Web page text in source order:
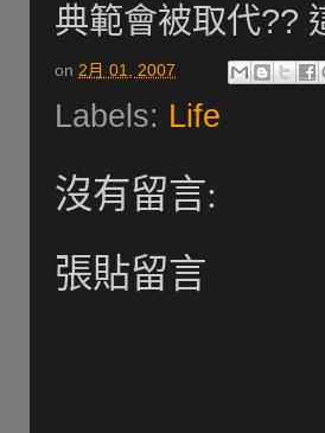
典範會被取代??
on 2月 01, 2007
Labels: Life
沒有留言:
張貼留言